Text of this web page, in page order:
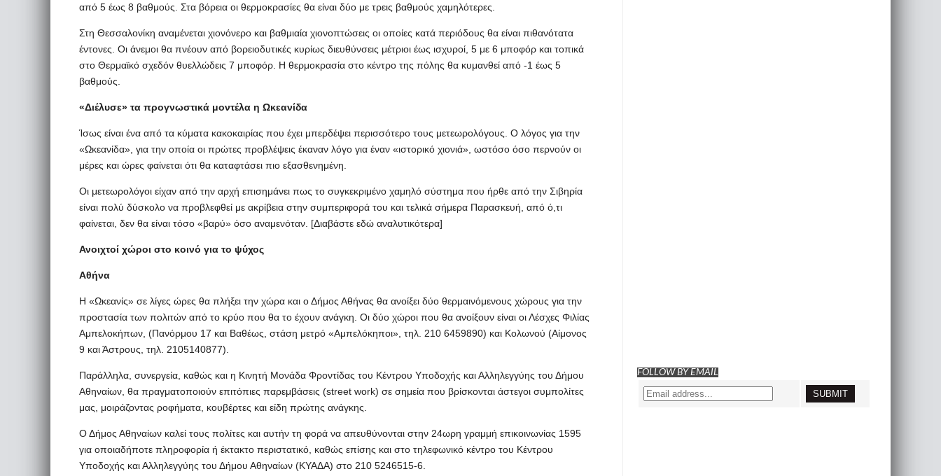
από 5 έως 8 βαθμούς. Στα βόρεια οι θερμοκρασίες θα είναι δύο με τρεις βαθμούς χαμηλότερες.
Στη Θεσσαλονίκη αναμένεται χιονόνερο και βαθμιαία χιονοπτώσεις οι οποίες κατά περιόδους θα είναι πιθανότατα
έντονες. Οι άνεμοι θα πνέουν από βορειοδυτικές κυρίως διευθύνσεις μέτριοι έως ισχυροί, 5 με 6 μποφόρ και τοπικά
στο Θερμαϊκό σχεδόν θυελλώδεις 7 μποφόρ. Η θερμοκρασία στο κέντρο της πόλης θα κυμανθεί από -1 έως 5
βαθμούς.
«Διέλυσε» τα προγνωστικά μοντέλα η Ωκεανίδα
Ίσως είναι ένα από τα κύματα κακοκαιρίας που έχει μπερδέψει περισσότερο τους μετεωρολόγους. Ο λόγος για την
«Ωκεανίδα», για την οποία οι πρώτες προβλέψεις έκαναν λόγο για έναν «ιστορικό χιονιά», ωστόσο όσο περνούν οι
μέρες και ώρες φαίνεται ότι θα καταφτάσει πιο εξασθενημένη.
Οι μετεωρολόγοι είχαν από την αρχή επισημάνει πως το συγκεκριμένο χαμηλό σύστημα που ήρθε από την Σιβηρία
είναι πολύ δύσκολο να προβλεφθεί με ακρίβεια στην συμπεριφορά του και τελικά σήμερα Παρασκευή, από ό,τι
φαίνεται, δεν θα είναι τόσο «βαρύ» όσο αναμενόταν. [Διαβάστε εδώ αναλυτικότερα]
Ανοιχτοί χώροι στο κοινό για το ψύχος
Αθήνα
Η «Ωκεανίς» σε λίγες ώρες θα πλήξει την χώρα και ο Δήμος Αθήνας θα ανοίξει δύο θερμαινόμενους χώρους για την
προστασία των πολιτών από το κρύο που θα το έχουν ανάγκη. Οι δύο χώροι που θα ανοίξουν είναι οι Λέσχες Φιλίας
Αμπελοκήπων, (Πανόρμου 17 και Βαθέως, στάση μετρό «Αμπελόκηποι», τηλ. 210 6459890) και Κολωνού (Αίμoνος
9 και Άστρους, τηλ. 2105140877).
Παράλληλα, συνεργεία, καθώς και η Κινητή Μονάδα Φροντίδας του Κέντρου Υποδοχής και Αλληλεγγύης του Δήμου
Αθηναίων, θα πραγματοποιούν επιτόπιες παρεμβάσεις (street work) σε σημεία που βρίσκονται άστεγοι συμπολίτες
μας, μοιράζοντας ροφήματα, κουβέρτες και είδη πρώτης ανάγκης.
Ο Δήμος Αθηναίων καλεί τους πολίτες και αυτήν τη φορά να απευθύνονται στην 24ωρη γραμμή επικοινωνίας 1595
για οποιαδήποτε πληροφορία ή έκτακτο περιστατικό, καθώς επίσης και στο τηλεφωνικό κέντρο του Κέντρου
Υποδοχής και Αλληλεγγύης του Δήμου Αθηναίων (ΚΥΑΔΑ) στο 210 5246515-6.
FOLLOW BY EMAIL